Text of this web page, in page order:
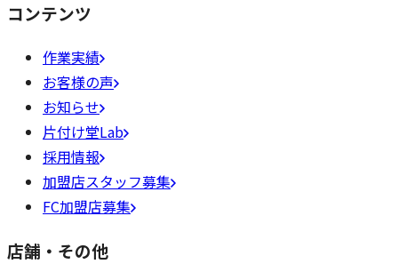
コンテンツ
作業実績
お客様の声
お知らせ
片付け堂Lab
採用情報
加盟店スタッフ募集
FC加盟店募集
店舗・その他